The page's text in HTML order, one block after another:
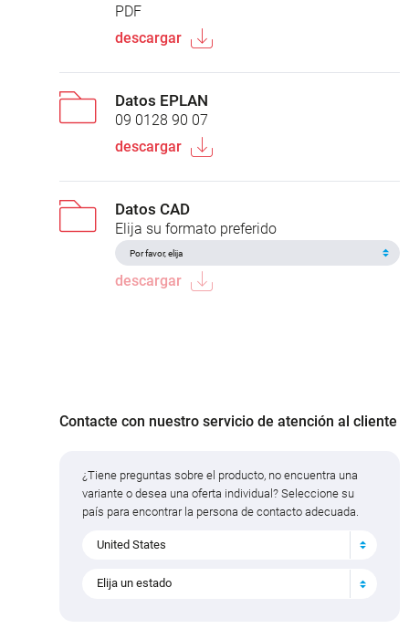
PDF
descargar
Datos EPLAN
09 0128 90 07
descargar
Datos CAD
Elija su formato preferido
descargar
Contacte con nuestro servicio de atención al cliente
¿Tiene preguntas sobre el producto, no encuentra una
variante o desea una oferta individual? Seleccione su
país para encontrar la persona de contacto adecuada.
United States
Elija un estado